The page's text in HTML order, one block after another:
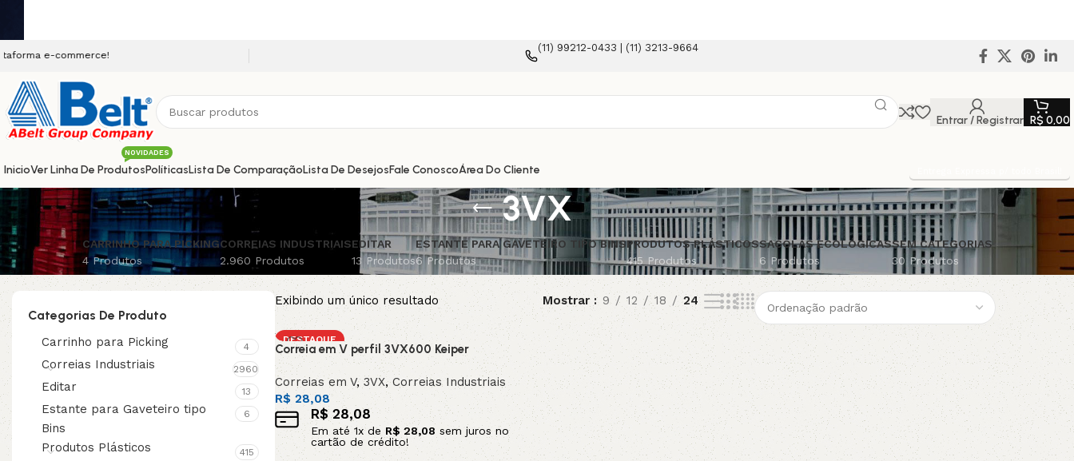
commerce!
(11) 99212-0433 | (11) 3213-9664
Entrar / Registrar R$ 0,00
InicioVer Linha De Produtos
NOVIDADES
PolíticasLista De ComparaçãoLista De DesejosFale ConoscoÁrea Do Cliente
3VX
CARRINHO PARA PICKING
4 Produtos
CORREIAS INDUSTRIAIS
2.960 Produtos
EDITAR
13 Produtos
ESTANTE PARA GAVETEIRO TIPO BINS
6 Produtos
PRODUTOS PLÁSTICOS
415 Produtos
SACOLAS ECOLÓGICAS
6 Produtos
SEM CATEGORIAS
30 Produtos
Categorias De Produto
Carrinho para Picking 4
Correias Industriais 2960
Editar 13
Estante para Gaveteiro tipo
Bins
6
Produtos Plásticos 415
Exibindo um único resultado Mostrar 9 12 18 24
DESTAQUE
Correia em V perfil 3VX600 Keiper
Correias em V, 3VX,Correias Industriais
R$28,08
R$28,08
Em até 1x de R$28,08 sem juros no
cartão de crédito!